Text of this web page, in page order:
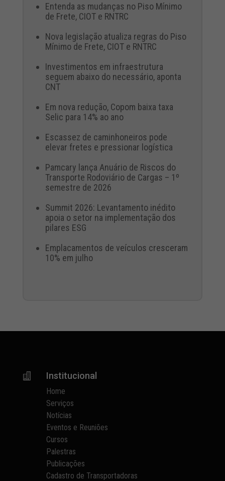
Entenda as mudanças no Piso Mínimo
de Frete, CIOT e RNTRC
Nova legislação atualiza regras do Piso
Mínimo de Frete, CIOT e RNTRC
Investimentos em infraestrutura
seguem abaixo do necessário, aponta
CNT
Em nova redução, Copom baixa taxa
Selic para 14% ao ano
Escassez de caminhoneiros pode
elevar fretes e pressionar logística
Pamcary lança Anuário de Riscos do
Transporte Rodoviário de Cargas – 1º
semestre de 2026
Summit 2026: Levantamento inédito
apoia o setor na implementação dos
pilares ESG
Emplacamentos de veículos cresceram
10% em julho
 Institucional
Home
Serviços
Notícias
Eventos e Reuniões
Cursos
Palestras
Publicações
Cadastro de Transportadoras